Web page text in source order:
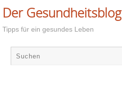
Der Gesundheitsblog
Tipps für ein gesundes Leben